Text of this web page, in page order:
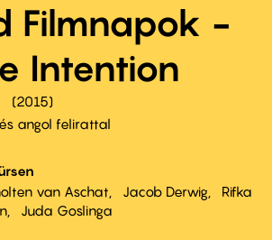
Filmnapok -
Intention
2015
angol felirattal
van Aschat Jacob Derwig
Rifka
Juda Goslinga